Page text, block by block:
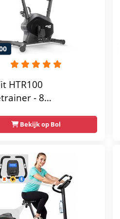
HTR100
- 8
-
zadel - Display
- Max.
Gebruikersgewicht -
Bekijk op Bol